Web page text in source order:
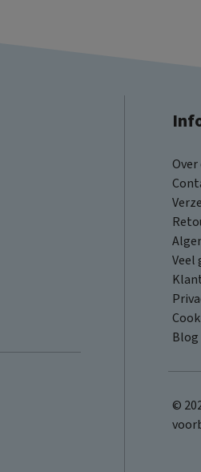
Over
Veel
Blog
©